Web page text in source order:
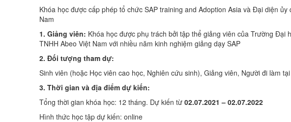
Khóa học được cấp phép tổ chức SAP training and Adoption Asia và Đại diện
Nam
1. Giảng viên: Khóa học được phụ trách bởi tập thể giảng viên của Trường Đại
TNHH Abeo Việt Nam với nhiều năm kinh nghiệm giảng dạy SAP
2. Đối tượng tham dự:
Sinh viên (hoặc Học viên cao học, Nghiên cứu sinh), Giảng viên, Người đi làm
3. Thời gian và địa điểm dự kiến:
Tổng thời gian khóa học: 12 tháng. Dự kiến từ 02.07.2021 – 02.07.2022
Hình thức học tập dự kiến: online